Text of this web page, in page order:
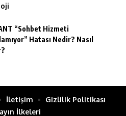
“Sohbet Hizmeti
Hatası Nedir? Nasıl
İletişim
Gizlilik Politikası
İlkeleri